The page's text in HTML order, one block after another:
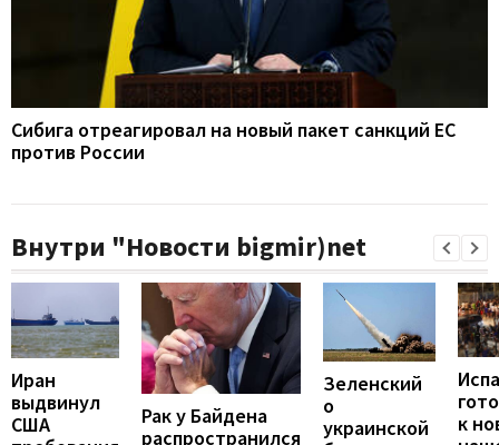
Сибига отреагировал на новый пакет санкций ЕС
против России
Внутри "Новости bigmir)net
Иран
выдвинул
США
Рак у Байдена
распространился
Зеленский
о
украинской
к